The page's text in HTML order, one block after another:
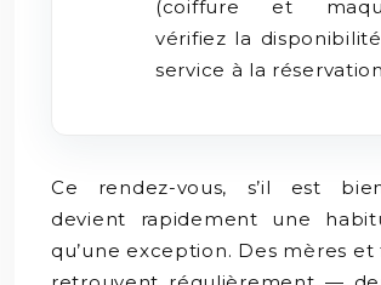
(coiffure et
vérifiez la
service à la réservation
Ce rendez-vous, s’il est
devient rapidement une
qu’une exception. Des mères et